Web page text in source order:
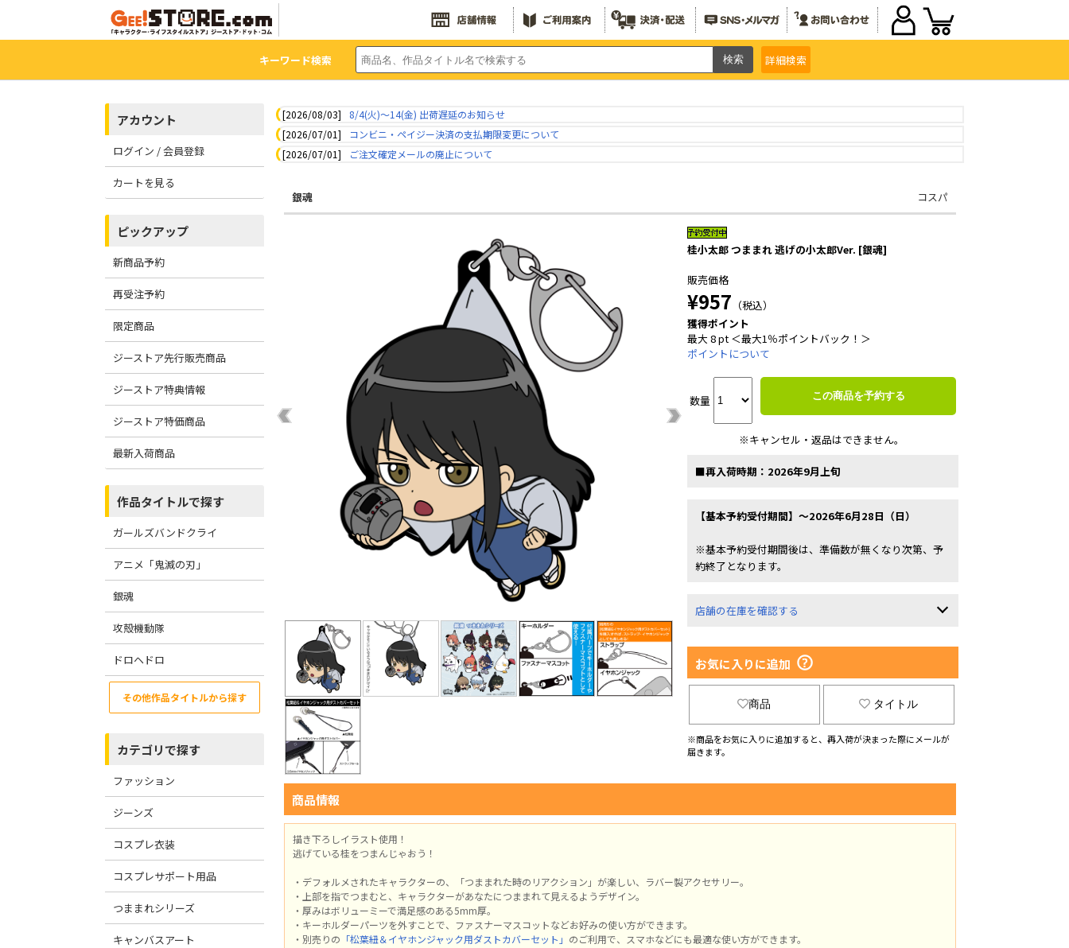
キーワード検索 詳細検索
アカウント
ログイン / 会員登録
カートを見る
ピックアップ
新商品予約
再受注予約
限定商品
ジーストア先行販売商品
ジーストア特典情報
ジーストア特価商品
最新入荷商品
作品タイトルで探す
ガールズバンドクライ
アニメ「鬼滅の刃」
銀魂
攻殻機動隊
ドロヘドロ
その他作品タイトルから探す
カテゴリで探す
ファッション
ジーンズ
コスプレ衣装
コスプレサポート用品
つままれシリーズ
キャンバスアート
[2026/08/03]
8/4(火)～14(金) 出荷遅延のお知らせ
[2026/07/01]
コンビニ・ペイジー決済の支払期限変更について
[2026/07/01]
ご注文確定メールの廃止について
銀魂 コスパ
桂小太郎 つままれ 逃げの小太郎Ver. [銀魂]
販売価格
¥957 （税込）
獲得ポイント
最大 8 pt ＜最大1％ポイントバック！＞
ポイントについて
数量 この商品を予約する
※キャンセル・返品はできません。
■再入荷時期：2026年9月上旬
【基本予約受付期間】～2026年6月28日（日）
※基本予約受付期間後は、準備数が無くなり次第、予
約終了となります。
店舗の在庫を確認する
お気に入りに追加
商品 タイトル
※商品をお気に入りに追加すると、再入荷が決まった際にメールが
届きます。
商品情報
描き下ろしイラスト使用！
逃げている桂をつまんじゃおう！
・デフォルメされたキャラクターの、「つままれた時のリアクション」が楽しい、ラバー製アクセサリー。
・上部を指でつまむと、キャラクターがあなたにつままれて見えるようデザイン。
・厚みはボリューミーで満足感のある5mm厚。
・キーホルダーパーツを外すことで、ファスナーマスコットなどお好みの使い方ができます。
・別売りの 「松葉紐＆イヤホンジャック用ダストカバーセット」 のご利用で、スマホなどにも最適な使い方ができます。